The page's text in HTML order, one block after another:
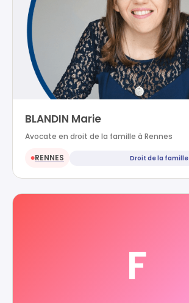
BLANDIN Marie
Avocate en droit de la famille à Rennes
●RENNES Droit de la famille
F